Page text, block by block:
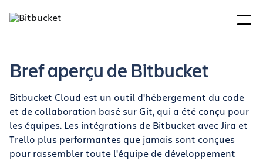
Bref aperçu de Bitbucket
Bitbucket Cloud est un outil d'hébergement du code
et de collaboration basé sur Git, qui a été conçu pour
les équipes. Les intégrations de Bitbucket avec Jira et
Trello plus performantes que jamais sont conçues
pour rassembler toute l'équipe de développement